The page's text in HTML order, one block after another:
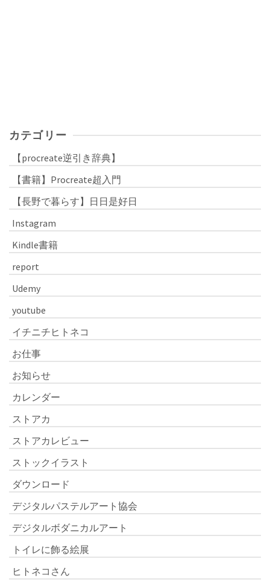
カテゴリー
【procreate逆引き辞典】
【書籍】Procreate超入門
【長野で暮らす】日日是好日
Instagram
Kindle書籍
report
Udemy
youtube
イチニチヒトネコ
お仕事
お知らせ
カレンダー
ストアカ
ストアカレビュー
ストックイラスト
ダウンロード
デジタルパステルアート協会
デジタルボダニカルアート
トイレに飾る絵展
ヒトネコさん